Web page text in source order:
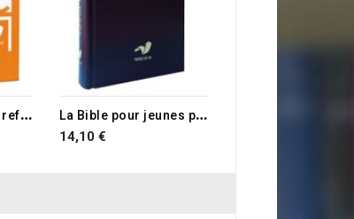
B
ible parole de vie ref 1090 grand format L
a Bible pour jeunes parole de vie
14,10 €